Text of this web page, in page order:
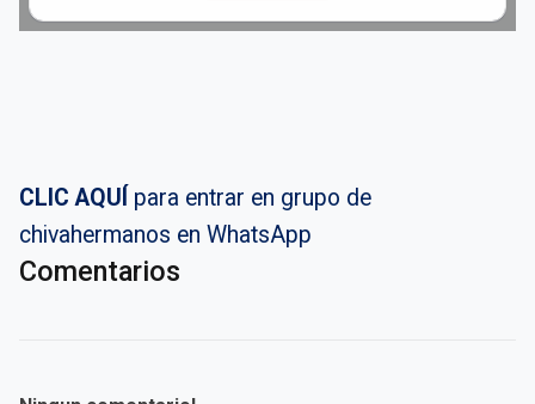
CLIC AQUÍ para entrar en grupo de
chivahermanos en WhatsApp
Comentarios